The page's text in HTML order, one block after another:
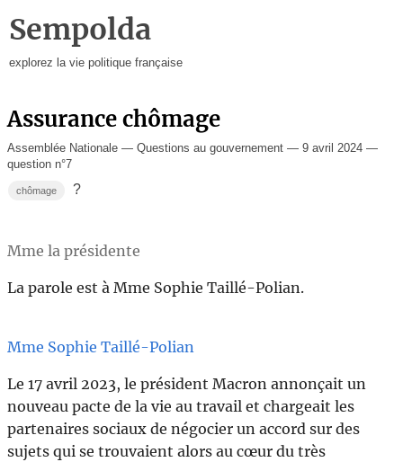
Sempolda
explorez la vie politique française
Assurance chômage
Assemblée Nationale — Questions au gouvernement — 9 avril 2024 —
question n°7
chômage ?
Mme la présidente
La parole est à Mme Sophie Taillé-Polian.
Mme Sophie Taillé-Polian
Le 17 avril 2023, le président Macron annonçait un
nouveau pacte de la vie au travail et chargeait les
partenaires sociaux de négocier un accord sur des
sujets qui se trouvaient alors au cœur du très